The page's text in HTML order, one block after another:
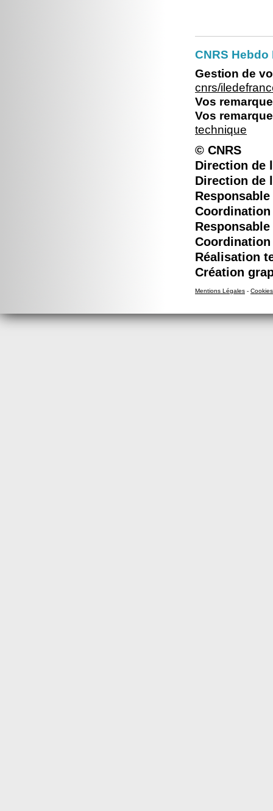
CNRS
Gestion de
cnrs/
Vos
Vos
technique
© CNRS
Direction de
Direction de
Réalisation
Création
Mentions Légales - Cookies